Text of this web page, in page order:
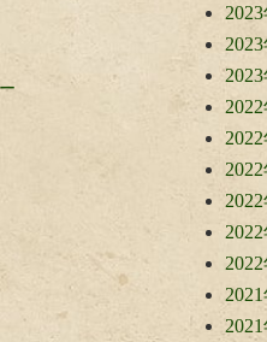
2023
2022
2022
2021
2021